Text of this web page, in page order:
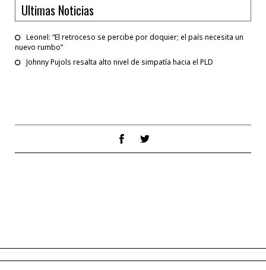
Ultimas Noticias
Leonel: “El retroceso se percibe por doquier; el país necesita un
nuevo rumbo”
Johnny Pujols resalta alto nivel de simpatía hacia el PLD